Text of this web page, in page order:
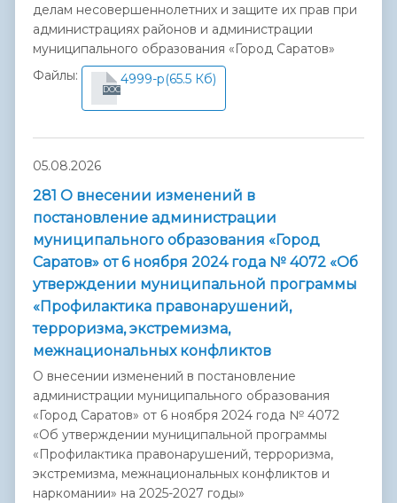
делам несовершеннолетних и защите их прав при
администрациях районов и администрации
муниципального образования «Город Саратов»
Файлы:
DOC
4999-р(65.5 Кб)
05.08.2026
281 О внесении изменений в
постановление администрации
муниципального образования «Город
Саратов» от 6 ноября 2024 года № 4072 «Об
утверждении муниципальной программы
«Профилактика правонарушений,
терроризма, экстремизма,
межнациональных конфликтов
О внесении изменений в постановление
администрации муниципального образования
«Город Саратов» от 6 ноября 2024 года № 4072
«Об утверждении муниципальной программы
«Профилактика правонарушений, терроризма,
экстремизма, межнациональных конфликтов и
наркомании» на 2025-2027 годы»